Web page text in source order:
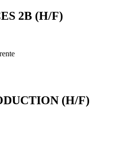
2B (H/F)
(H/F)